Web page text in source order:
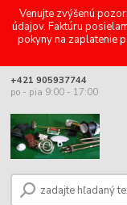
Venujte zvýšenú
údajov. Faktúru
pokyny na zaplatenie
+421 905937744
po - pia 9:00 - 17:00